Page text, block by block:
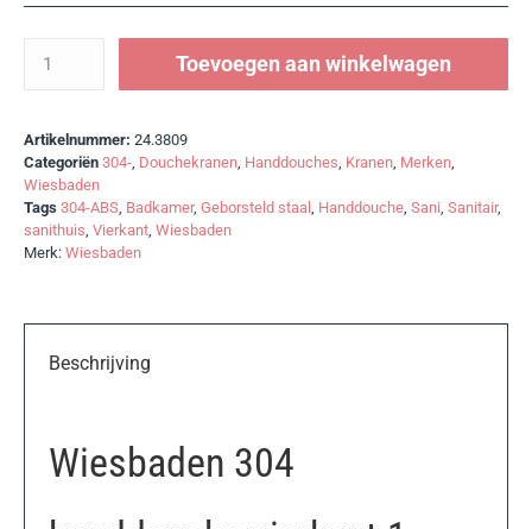
Toevoegen aan winkelwagen
Artikelnummer: 24.3809
Categoriën 304-, Douchekranen, Handdouches, Kranen, Merken,
Wiesbaden
Tags 304-ABS, Badkamer, Geborsteld staal , Handdouche, Sani, Sanitair,
sanithuis, Vierkant, Wiesbaden
Merk: Wiesbaden
Beschrijving
Wiesbaden 304